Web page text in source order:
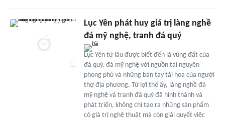
Lục Yên phát huy giá trị làng nghề
đá mỹ nghệ, tranh đá quý
Lục Yên từ lâu được biết đến là vùng đất của
đá quý, đá mỹ nghệ với nguồn tài nguyên
phong phú và những bàn tay tài hoa của người
thợ địa phương. Từ lợi thế ấy, làng nghề đá
mỹ nghệ và tranh đá quý đã hình thành và
phát triển, không chỉ tạo ra những sản phẩm
có giá trị nghệ thuật mà còn giải quyết việc